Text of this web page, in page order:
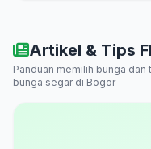
Artikel & Tips
Panduan memilih bunga dan
bunga segar di Bogor